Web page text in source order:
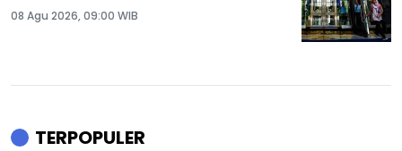
08 Agu 2026, 09:00 WIB
TERPOPULER